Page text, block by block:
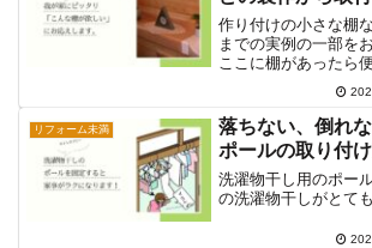
作り付けの小さな棚
までの実例の一部を
ここに棚があったら
要望にお応えします。
リフォーム未満
落ちない、倒れ
ポールの取り付
洗濯物干し用のポー
の洗濯物干しがとて